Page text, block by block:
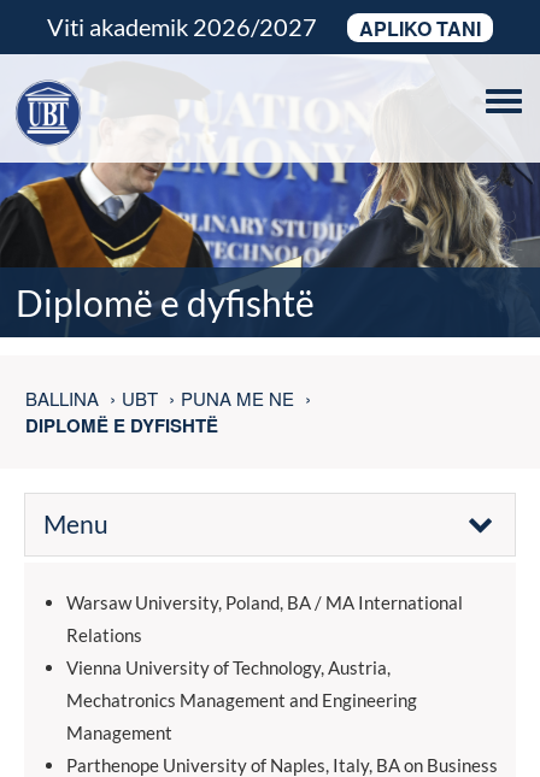
Viti akademik 2026/2027 APLIKO TANI
Diplomë e dyfishtë
BALLINA UBT PUNA ME NE
DIPLOMË E DYFISHTË
Menu
Warsaw University, Poland, BA / MA International
Relations
Vienna University of Technology, Austria,
Mechatronics Management and Engineering
Management
Parthenope University of Naples, Italy, BA on Business